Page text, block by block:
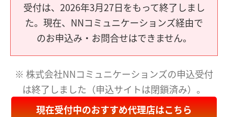
受付は、2026年3月27日をもって終了しまし
た。現在、NNコミュニケーションズ経由で
のお申込み・お問合せはできません。
※ 株式会社NNコミュニケーションズの申込受付
は終了しました（申込サイトは閉鎖済み）。
現在受付中のおすすめ代理店はこちら